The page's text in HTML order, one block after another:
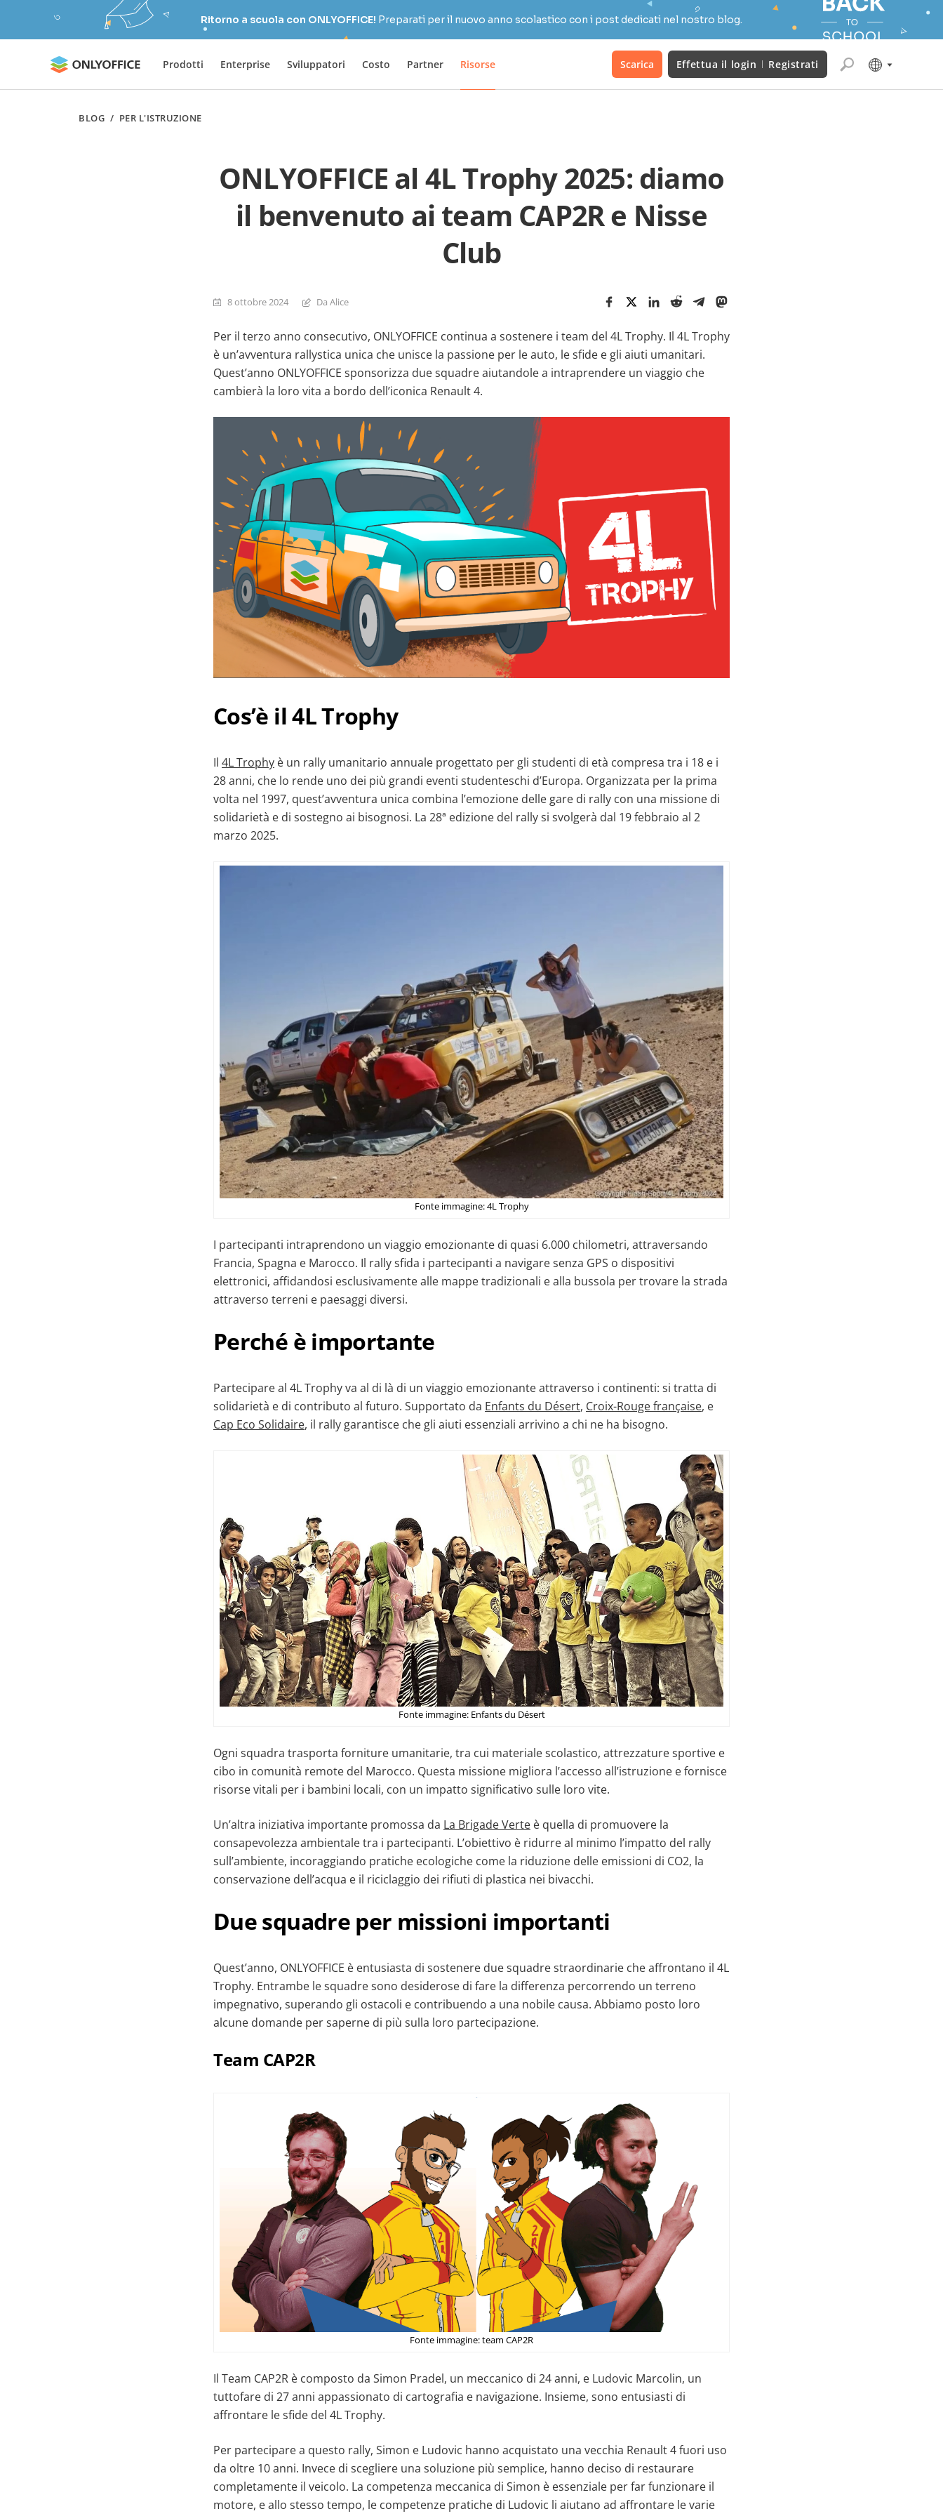
Ritorno a scuola con ONLYOFFICE! Preparati per il nuovo anno scolastico con i post dedicati nel nostro blog.
Prodotti Enterprise Sviluppatori Costo Partner Risorse Scarica Effettua il login Registrati
BLOG / PER L'ISTRUZIONE
ONLYOFFICE al 4L Trophy 2025: diamo
il benvenuto ai team CAP2R e Nisse
Club
8 ottobre 2024 Da Alice
Per il terzo anno consecutivo, ONLYOFFICE continua a sostenere i team del 4L Trophy. Il 4L Trophy
è un’avventura rallystica unica che unisce la passione per le auto, le sfide e gli aiuti umanitari.
Quest’anno ONLYOFFICE sponsorizza due squadre aiutandole a intraprendere un viaggio che
cambierà la loro vita a bordo dell’iconica Renault 4.
Cos’è il 4L Trophy
Il 4L Trophy è un rally umanitario annuale progettato per gli studenti di età compresa tra i 18 e i
28 anni, che lo rende uno dei più grandi eventi studenteschi d’Europa. Organizzata per la prima
volta nel 1997, quest’avventura unica combina l’emozione delle gare di rally con una missione di
solidarietà e di sostegno ai bisognosi. La 28ª edizione del rally si svolgerà dal 19 febbraio al 2
marzo 2025.
Fonte immagine: 4L Trophy
I partecipanti intraprendono un viaggio emozionante di quasi 6.000 chilometri, attraversando
Francia, Spagna e Marocco. Il rally sfida i partecipanti a navigare senza GPS o dispositivi
elettronici, affidandosi esclusivamente alle mappe tradizionali e alla bussola per trovare la strada
attraverso terreni e paesaggi diversi.
Perché è importante
Partecipare al 4L Trophy va al di là di un viaggio emozionante attraverso i continenti: si tratta di
solidarietà e di contributo al futuro. Supportato da Enfants du Désert, Croix-Rouge française, e
Cap Eco Solidaire, il rally garantisce che gli aiuti essenziali arrivino a chi ne ha bisogno.
Fonte immagine: Enfants du Désert
Ogni squadra trasporta forniture umanitarie, tra cui materiale scolastico, attrezzature sportive e
cibo in comunità remote del Marocco. Questa missione migliora l’accesso all’istruzione e fornisce
risorse vitali per i bambini locali, con un impatto significativo sulle loro vite.
Un’altra iniziativa importante promossa da La Brigade Verte è quella di promuovere la
consapevolezza ambientale tra i partecipanti. L’obiettivo è ridurre al minimo l’impatto del rally
sull’ambiente, incoraggiando pratiche ecologiche come la riduzione delle emissioni di CO2, la
conservazione dell’acqua e il riciclaggio dei rifiuti di plastica nei bivacchi.
Due squadre per missioni importanti
Quest’anno, ONLYOFFICE è entusiasta di sostenere due squadre straordinarie che affrontano il 4L
Trophy. Entrambe le squadre sono desiderose di fare la differenza percorrendo un terreno
impegnativo, superando gli ostacoli e contribuendo a una nobile causa. Abbiamo posto loro
alcune domande per saperne di più sulla loro partecipazione.
Team CAP2R
Fonte immagine: team CAP2R
Il Team CAP2R è composto da Simon Pradel, un meccanico di 24 anni, e Ludovic Marcolin, un
tuttofare di 27 anni appassionato di cartografia e navigazione. Insieme, sono entusiasti di
affrontare le sfide del 4L Trophy.
Per partecipare a questo rally, Simon e Ludovic hanno acquistato una vecchia Renault 4 fuori uso
da oltre 10 anni. Invece di scegliere una soluzione più semplice, hanno deciso di restaurare
completamente il veicolo. La competenza meccanica di Simon è essenziale per far funzionare il
motore, e allo stesso tempo, le competenze pratiche di Ludovic li aiutano ad affrontare le varie